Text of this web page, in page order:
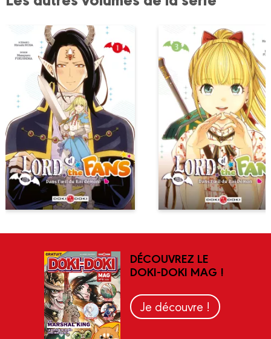
DÉCOUVREZ LE
DOKI-DOKI MAG !
Je découvre !